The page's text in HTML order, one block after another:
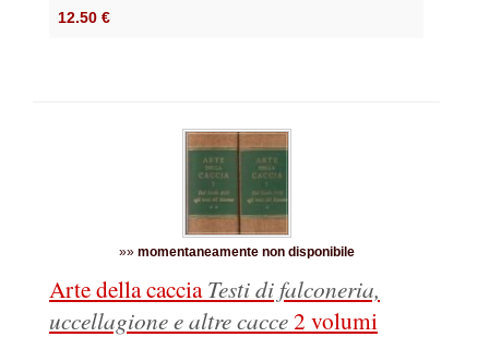
12.50 €
»» momentaneamente non disponibile
Arte della cacciaTesti di falconeria,
uccellagione e altre cacce2 volumi